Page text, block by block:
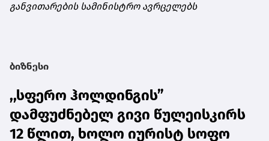
განვითარების სამინისტრო ავრცელებს
ბიზნესი
,,სფერო ჰოლდინგის”
დამფუძნებელ გივი წულეისკირს
12 წლით, ხოლო იურისტ სოფო